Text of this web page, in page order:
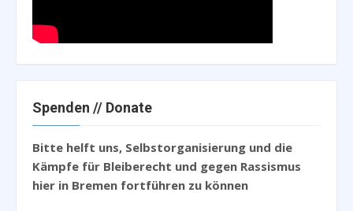
Spenden // Donate
Bitte helft uns, Selbstorganisierung und die
Kämpfe für Bleiberecht und gegen Rassismus
hier in Bremen fortführen zu können